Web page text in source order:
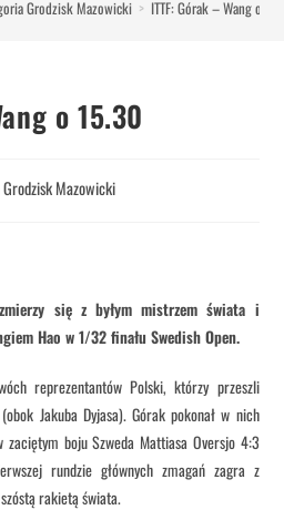
Grodzisk Mazowicki > ITTF: Górak – Wang o
o 15.30
Mazowicki
się z byłym mistrzem świata i
Hao w 1/32 finału Swedish Open.
reprezentantów Polski, którzy przeszli
Jakuba Dyjasa). Górak pokonał w nich
boju Szweda Mattiasa Oversjo 4:3
rundzie głównych zmagań zagra z
rakietą świata.